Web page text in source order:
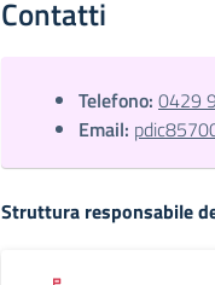
Contatti
Telefono: 0429
Email:
Struttura responsabile